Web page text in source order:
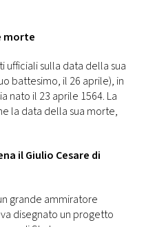
morte
ufficiali sulla data della sua
battesimo, il 26 aprile), in
nato il 23 aprile 1564. La
la data della sua morte,
il Giulio Cesare di
grande ammiratore
disegnato un progetto